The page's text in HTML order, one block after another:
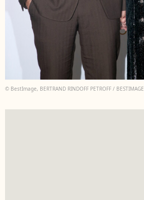
© BestImage, BERTRAND RINDOFF PETROFF / BESTIMAGE